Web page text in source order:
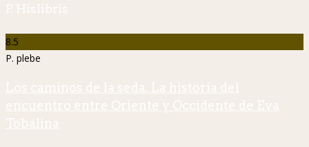
P. Hislibris
8.5
P. plebe
Los caminos de la seda. La historia del
encuentro entre Oriente y Occidente de Eva
Tobalina